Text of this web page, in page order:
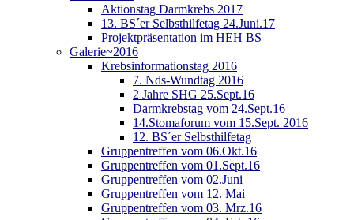
Aktionstag Darmkrebs 2017
13. BS´er Selbsthilfetag 24.Juni.17
Projektpräsentation im HEH BS
Galerie~2016
Krebsinformationstag 2016
7. Nds-Wundtag 2016
2 Jahre SHG 25.Sept.16
Darmkrebstag vom 24.Sept.16
14.Stomaforum vom 15.Sept. 2016
12. BS´er Selbsthilfetag
Gruppentreffen vom 06.Okt.16
Gruppentreffen vom 01.Sept.16
Gruppentreffen vom 02.Juni
Gruppentreffen vom 12. Mai
Gruppentreffen vom 03. Mrz.16